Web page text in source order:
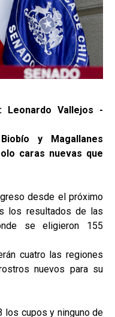
Leonardo Vallejos -
y Magallanes
caras nuevas que
desde el próximo
los resultados de las
se eligieron 155
cuatro las regiones
nuevos para su
los cupos y ninguno de